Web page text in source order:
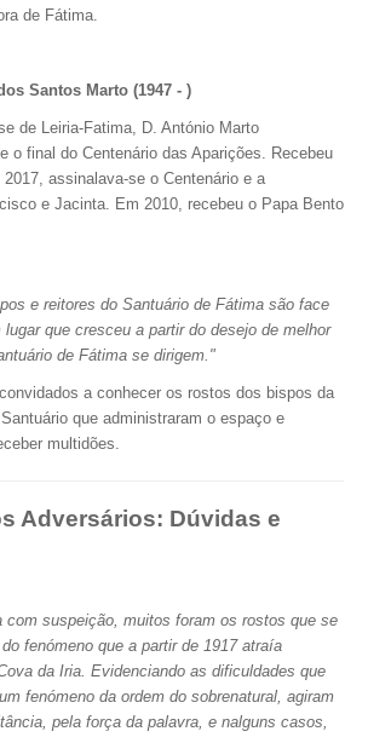
de Fátima.
Santos Marto (1947 - )
de Leiria-Fatima, D. António Marto
o final do Centenário das Aparições. Recebeu
assinalava-se o Centenário e a
e Jacinta. Em 2010, recebeu o Papa Bento
e reitores do Santuário de Fátima são face
que cresceu a partir do desejo de melhor
de Fátima se dirigem."
a conhecer os rostos dos bispos da
que administraram o espaço e
multidões.
Adversários: Dúvidas e
com suspeição, muitos foram os rostos que se
fenómeno que a partir de 1917 atraía
da Iria. Evidenciando as dificuldades que
fenómeno da ordem do sobrenatural, agiram
pela força da palavra, e nalguns casos,